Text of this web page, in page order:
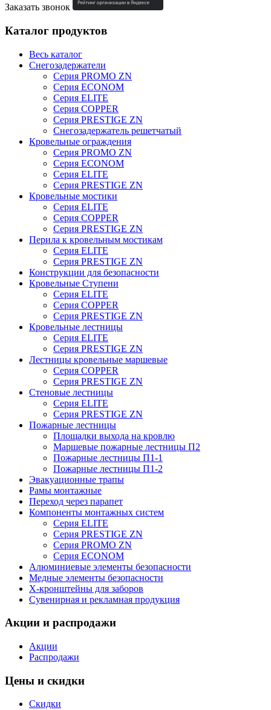
Заказать звонок
Каталог продуктов
Весь каталог
Снегозадержатели
Серия PROMO ZN
Серия ECONOM
Серия ELITE
Серия COPPER
Серия PRESTIGE ZN
Снегозадержатель решетчатый
Кровельные ограждения
Серия PROMO ZN
Серия ECONOM
Серия ELITE
Серия PRESTIGE ZN
Кровельные мостики
Серия ELITE
Серия COPPER
Серия PRESTIGE ZN
Перила к кровельным мостикам
Серия ELITE
Серия PRESTIGE ZN
Конструкции для безопасности
Кровельные Ступени
Серия ELITE
Серия COPPER
Серия PRESTIGE ZN
Кровельные лестницы
Серия ELITE
Серия PRESTIGE ZN
Лестницы кровельные маршевые
Серия COPPER
Серия PRESTIGE ZN
Стеновые лестницы
Серия ELITE
Серия PRESTIGE ZN
Пожарные лестницы
Площадки выхода на кровлю
Маршевые пожарные лестницы П2
Пожарные лестницы П1-1
Пожарные лестницы П1-2
Эвакуационные трапы
Рамы монтажные
Переход через парапет
Компоненты монтажных систем
Серия ELITE
Серия PRESTIGE ZN
Серия PROMO ZN
Серия ECONOM
Алюминиевые элементы безопасности
Медные элементы безопасности
X-кронштейны для заборов
Сувенирная и рекламная продукция
Акции и распродажи
Акции
Распродажи
Цены и скидки
Скидки